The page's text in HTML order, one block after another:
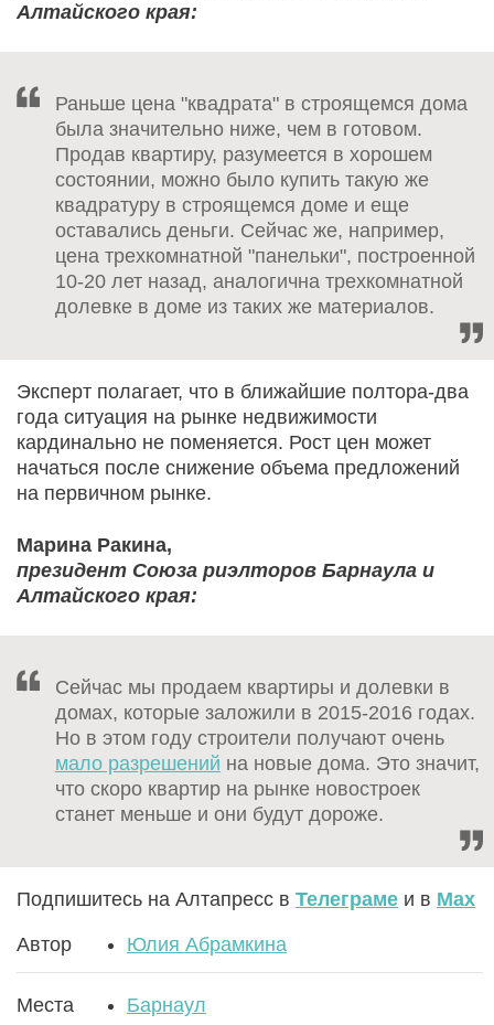
Алтайского края:
Раньше цена "квадрата" в строящемся дома
была значительно ниже, чем в готовом.
Продав квартиру, разумеется в хорошем
состоянии, можно было купить такую же
квадратуру в строящемся доме и еще
оставались деньги. Сейчас же, например,
цена трехкомнатной "панельки", построенной
10-20 лет назад, аналогична трехкомнатной
долевке в доме из таких же материалов.
Эксперт полагает, что в ближайшие полтора-два
года ситуация на рынке недвижимости
кардинально не поменяется. Рост цен может
начаться после снижение объема предложений
на первичном рынке.
Марина Ракина,
президент Союза риэлторов Барнаула и
Алтайского края:
Сейчас мы продаем квартиры и долевки в
домах, которые заложили в 2015-2016 годах.
Но в этом году строители получают очень
мало разрешений на новые дома. Это значит,
что скоро квартир на рынке новостроек
станет меньше и они будут дороже.
Подпишитесь на Алтапресс в Телеграме и в Max
Автор Юлия Абрамкина
Места Барнаул